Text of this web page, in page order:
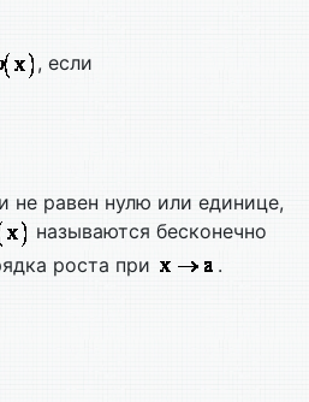
, если
не равен нулю или единице,
называются бесконечно
роста при
.